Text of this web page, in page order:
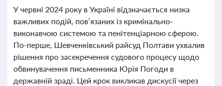
У червні 2024 року в Україні відзначається низка
важливих подій, пов’язаних із кримінально-
виконавчою системою та пенітенціарною сферою.
По-перше, Шевченківський райсуд Полтави ухвалив
рішення про засекречення судового процесу щодо
обвинувачення письменника Юрія Погоди в
державній зраді. Цей крок викликав дискусії через